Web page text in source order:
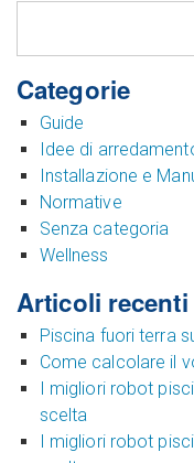
Categorie
Guide
Idee di
Installazione e
Normative
Senza categoria
Wellness
Articoli recenti
Piscina fuori terra
Come calcolare il
I migliori robot
scelta
I migliori robot